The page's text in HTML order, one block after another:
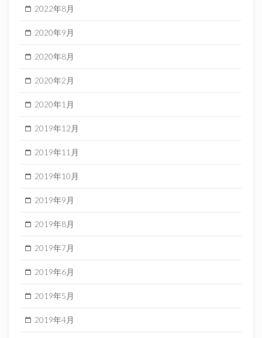
2022年8月
2020年9月
2020年8月
2020年2月
2020年1月
2019年12月
2019年11月
2019年10月
2019年9月
2019年8月
2019年7月
2019年6月
2019年5月
2019年4月